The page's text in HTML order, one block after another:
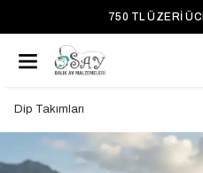
750 TL ÜZERI
Dip Takımları